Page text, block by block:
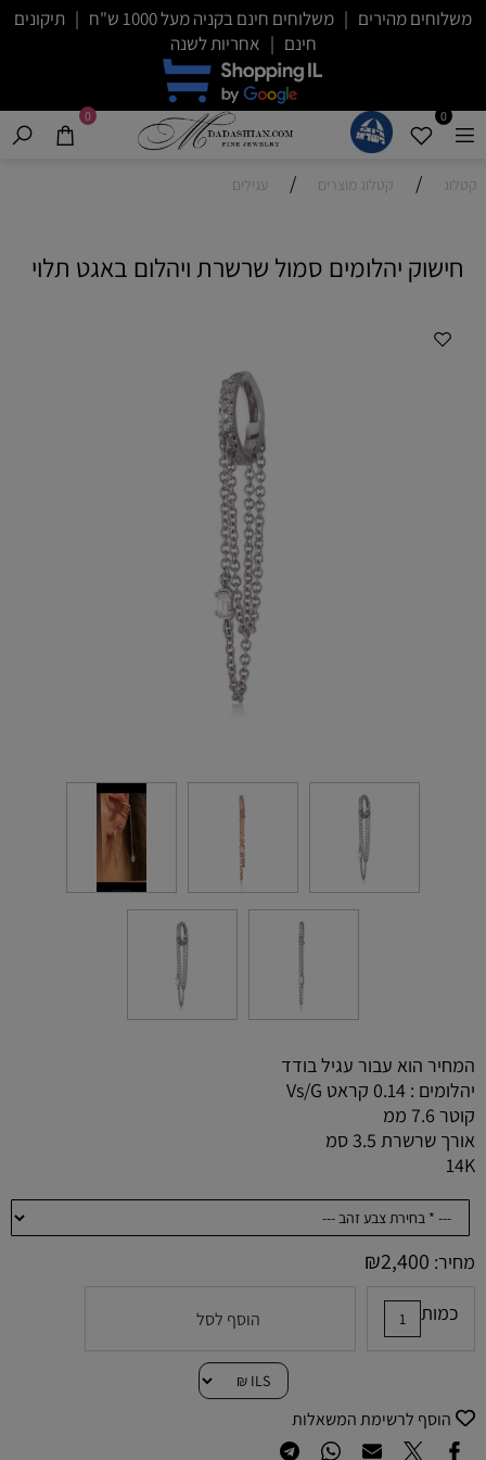
משלוחים מהירים | משלוחים חינם בקניה מעל 1000 ש"ח | תיקונים
חינם | אחריות לשנה
0
0
קטלוג / קטלוג מוצרים / עגילים
חישוק יהלומים סמול שרשרת ויהלום באגט תלוי
המחיר הוא עבור עגיל בודד
יהלומים : 0.14 קראט Vs/G
קוטר 7.6 ממ
אורך שרשרת 3.5 סמ
14K
מחיר: ₪2,400
כמות הוסף לסל
הוסף לרשימת המשאלות